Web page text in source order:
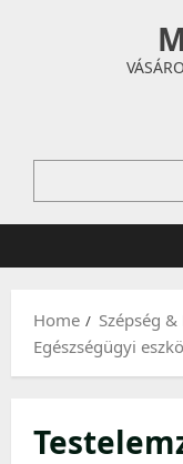
Home
Szépség &
Egészségügyi